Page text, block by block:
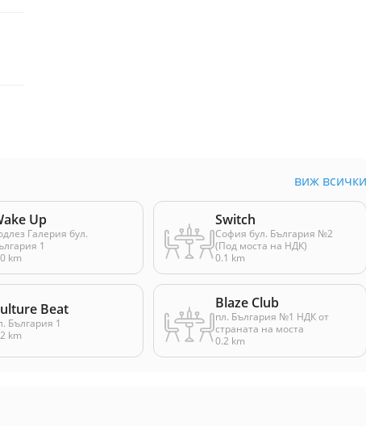
виж всички
Up
Галерия бул.
1
km
Switch
София бул. България №2
(Под моста на НДК)
0.1 km
Beat
България 1
km
Blaze Club
пл. България №1 НДК от
страната на моста
0.2 km